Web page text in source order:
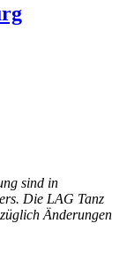
sind in
Die LAG Tanz
Änderungen